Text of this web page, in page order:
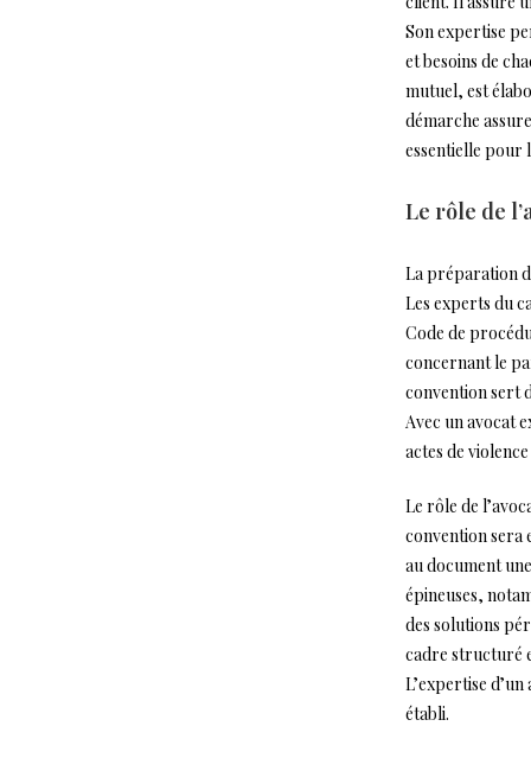
Son expertise
et besoins de
mutuel, est
démarche
essentielle pour
Le rôle de
La préparation
Les experts du
Code de
concernant le
convention sert
Avec un avocat
actes de
Le rôle de
convention sera
au document
épineuses,
des solutions
cadre structuré
L’expertise
établi.